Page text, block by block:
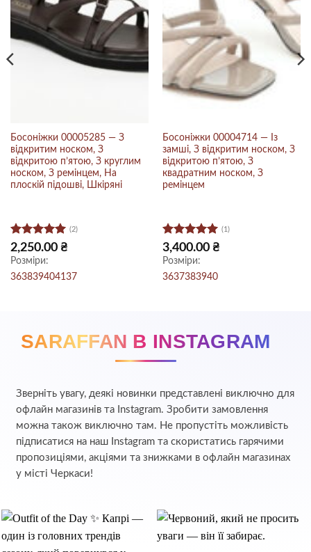
Босоніжки 00005285 — З
відкритим носком, З
відкритою п’ятою, З круглим
носком, З ремінцем, На
плоскій підошві, Шкіряні
Оцінено в
5з 5
(2)
2,250.00 ₴
Розміри:
3638394041 37
Босоніжки 00004714 — Із
замші, З відкритим носком, З
відкритою п’ятою, З
квадратним носком, З
ремінцем
Оцінено в
5з 5
(1)
3,400.00 ₴
Розміри:
3637383940
SARAFFAN В INSTAGRAM
Зверніть увагу, деякі новинки представлені виключно для
офлайн магазинів та Instagram. Зробити замовлення
можна також виключно там. Не пропустіть можливість
підписатися на наш Instagram та скористатись гарячими
пропозиціями, акціями та знижками в офлайн магазинах
у місті Черкаси!